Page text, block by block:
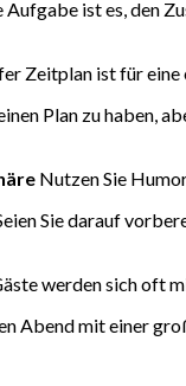
Aufgabe ist es, den
Zeitplan ist für eine
Plan zu haben,
Nutzen Sie
Sie darauf
werden sich oft
Abend mit einer